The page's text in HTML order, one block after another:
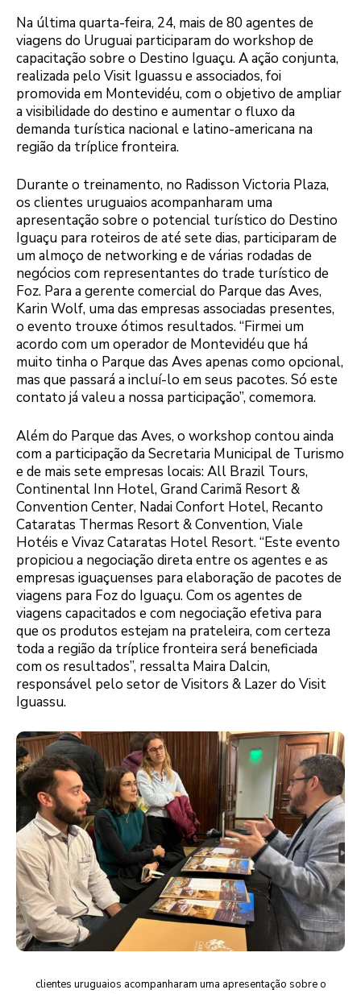
Na última quarta-feira, 24, mais de 80 agentes de
viagens do Uruguai participaram do workshop de
capacitação sobre o Destino Iguaçu. A ação conjunta,
realizada pelo Visit Iguassu e associados, foi
promovida em Montevidéu, com o objetivo de ampliar
a visibilidade do destino e aumentar o fluxo da
demanda turística nacional e latino-americana na
região da tríplice fronteira.
Durante o treinamento, no Radisson Victoria Plaza,
os clientes uruguaios acompanharam uma
apresentação sobre o potencial turístico do Destino
Iguaçu para roteiros de até sete dias, participaram de
um almoço de networking e de várias rodadas de
negócios com representantes do trade turístico de
Foz. Para a gerente comercial do Parque das Aves,
Karin Wolf, uma das empresas associadas presentes,
o evento trouxe ótimos resultados. “Firmei um
acordo com um operador de Montevidéu que há
muito tinha o Parque das Aves apenas como opcional,
mas que passará a incluí-lo em seus pacotes. Só este
contato já valeu a nossa participação”, comemora.
Além do Parque das Aves, o workshop contou ainda
com a participação da Secretaria Municipal de Turismo
e de mais sete empresas locais: All Brazil Tours,
Continental Inn Hotel, Grand Carimã Resort &
Convention Center, Nadai Confort Hotel, Recanto
Cataratas Thermas Resort & Convention, Viale
Hotéis e Vivaz Cataratas Hotel Resort. “Este evento
propiciou a negociação direta entre os agentes e as
empresas iguaçuenses para elaboração de pacotes de
viagens para Foz do Iguaçu. Com os agentes de
viagens capacitados e com negociação efetiva para
que os produtos estejam na prateleira, com certeza
toda a região da tríplice fronteira será beneficiada
com os resultados”, ressalta Maira Dalcin,
responsável pelo setor de Visitors & Lazer do Visit
Iguassu.
clientes uruguaios acompanharam uma apresentação sobre o